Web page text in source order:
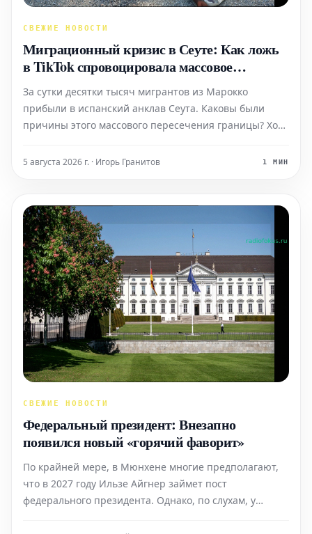
СВЕЖИЕ НОВОСТИ
Миграционный кризис в Сеуте: Как ложь
в TikTok спровоцировала массовое
переселение
За сутки десятки тысяч мигрантов из Марокко
прибыли в испанский анклав Сеута. Каковы были
причины этого массового пересечения границы? Хотя
обсуждаются, становится очевидным, что ключевую
5 августа 2026 г. · Игорь Гранитов 1 МИН
СВЕЖИЕ НОВОСТИ
Федеральный президент: Внезапно
появился новый «горячий фаворит»
По крайней мере, в Мюнхене многие предполагают,
что в 2027 году Ильзе Айгнер займет пост
федерального президента. Однако, по слухам, у